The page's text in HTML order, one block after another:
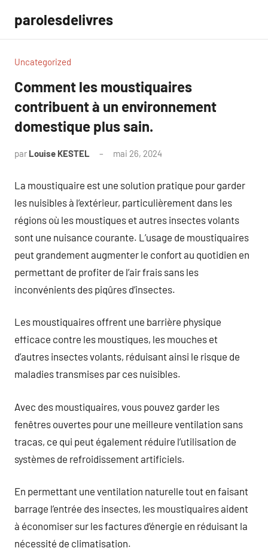
contenu
parolesdelivres
Uncategorized
Comment les moustiquaires
contribuent à un environnement
domestique plus sain.
par Louise KESTEL mai 26, 2024
La moustiquaire est une solution pratique pour garder
les nuisibles à l’extérieur, particulièrement dans les
régions où les moustiques et autres insectes volants
sont une nuisance courante. L’usage de moustiquaires
peut grandement augmenter le confort au quotidien en
permettant de profiter de l’air frais sans les
inconvénients des piqûres d’insectes.
Les moustiquaires offrent une barrière physique
efficace contre les moustiques, les mouches et
d’autres insectes volants, réduisant ainsi le risque de
maladies transmises par ces nuisibles.
Avec des moustiquaires, vous pouvez garder les
fenêtres ouvertes pour une meilleure ventilation sans
tracas, ce qui peut également réduire l’utilisation de
systèmes de refroidissement artificiels.
En permettant une ventilation naturelle tout en faisant
barrage l’entrée des insectes, les moustiquaires aident
à économiser sur les factures d’énergie en réduisant la
nécessité de climatisation.